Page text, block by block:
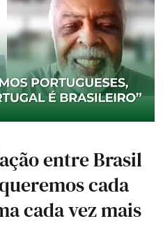
entre Brasil
cada
cada vez mais